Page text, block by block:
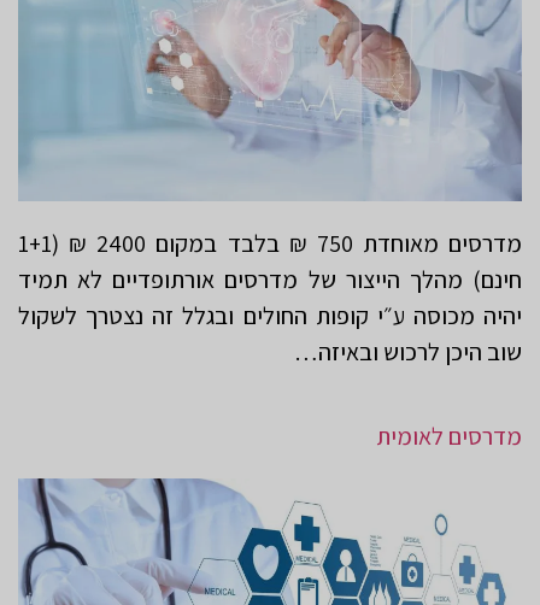
מדרסים מאוחדת 750 ₪ בלבד במקום 2400 ₪ (1+1
חינם) מהלך הייצור של מדרסים אורתופדיים לא תמיד
יהיה מכוסה ע״י קופות החולים ובגלל זה נצטרך לשקול
שוב היכן לרכוש ובאיזה…
מדרסים לאומית